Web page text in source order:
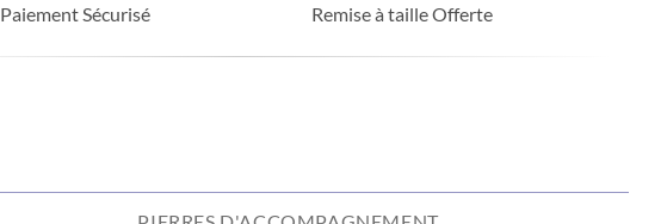
Paiement Sécurisé Remise à taille Offerte